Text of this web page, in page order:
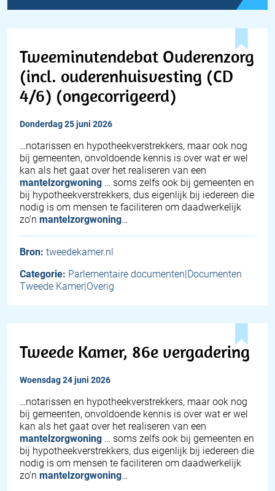
Tweeminutendebat Ouderenzorg
(incl. ouderenhuisvesting (CD
4/6) (ongecorrigeerd)
donderdag 25 juni 2026
…notarissen en hypotheekverstrekkers, maar ook nog
bij gemeenten, onvoldoende kennis is over wat er wel
kan als het gaat over het realiseren van een
mantelzorgwoning … soms zelfs ook bij gemeenten en
bij hypotheekverstrekkers, dus eigenlijk bij iedereen die
nodig is om mensen te faciliteren om daadwerkelijk
zo'n mantelzorgwoning…
Bron: tweedekamer.nl
Categorie: Parlementaire documenten|Documenten
Tweede Kamer|Overig
Tweede Kamer, 86e vergadering
woensdag 24 juni 2026
…notarissen en hypotheekverstrekkers, maar ook nog
bij gemeenten, onvoldoende kennis is over wat er wel
kan als het gaat over het realiseren van een
mantelzorgwoning … soms zelfs ook bij gemeenten en
bij hypotheekverstrekkers, dus eigenlijk bij iedereen die
nodig is om mensen te faciliteren om daadwerkelijk
zo'n mantelzorgwoning…